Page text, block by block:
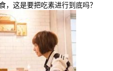
，这是要把吃素进行到底吗？